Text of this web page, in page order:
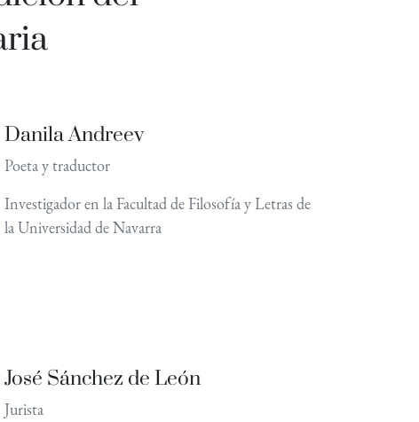
Danila Andreev
Poeta y traductor
Investigador en la Facultad de Filosofía y Letras de
la Universidad de Navarra
José Sánchez de León
Jurista